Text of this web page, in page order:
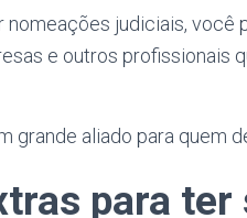
nomeações judiciais, você
e outros profissionais
grande aliado para quem
para